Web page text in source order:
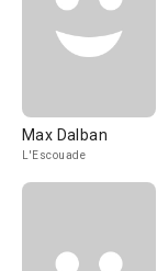
Max Dalban
L'Escouade